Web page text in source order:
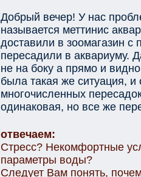
Добрый вечер! У нас
называется меттинис
доставили в зоомагазин с
пересадили в аквариуму.
не на боку а прямо и
была такая же ситуация, и
многочисленных
одинаковая, но все же
отвечаем:
Стресс? Некомфортные
параметры воды?
Следует Вам понять,